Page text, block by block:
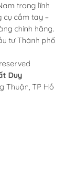
trong lĩnh
cụ cầm tay –
chính hãng.
tư Thành phố
Duy
Thuận, TP Hồ